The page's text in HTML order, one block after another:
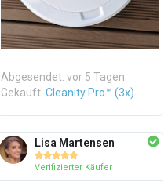
Abgesendet: vor 5 Tagen
Gekauft: Cleanity Pro™ (3x)
Lisa Martensen

Verifizierter Käufer